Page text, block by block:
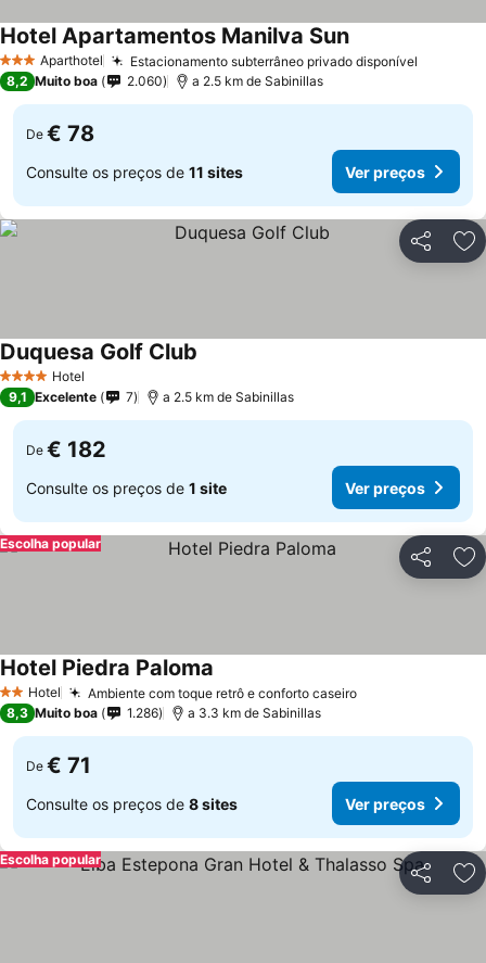
3 EstrelasAparthotel Estacionamento subterrâneo privado disponível
Hotel Apartamentos Manilva Sun
8,2 Muito boa 2.060 a 2.5 km de Sabinillas
De € 78
Consulte os preços de 11 sites Ver preços
Partilhar
4 EstrelasHotel
Duquesa Golf Club
9,1 Excelente 7 a 2.5 km de Sabinillas
De € 182
Consulte os preços de 1 site Ver preços
Partilhar
Escolha popular
2 Estrelas
Hotel Ambiente com toque retrô e conforto caseiro
Hotel Piedra Paloma
8,3 Muito boa 1.286 a 3.3 km de Sabinillas
De € 71
Consulte os preços de 8 sites Ver preços
Partilhar
Escolha popular